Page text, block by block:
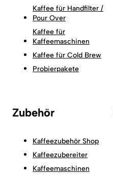
Kaffee für Handfilter /
Pour Over
Kaffee für
Kaffeemaschinen
Kaffee für Cold Brew
Probierpakete
Zubehör
Kaffeezubehör Shop
Kaffeezubereiter
Kaffeemaschinen